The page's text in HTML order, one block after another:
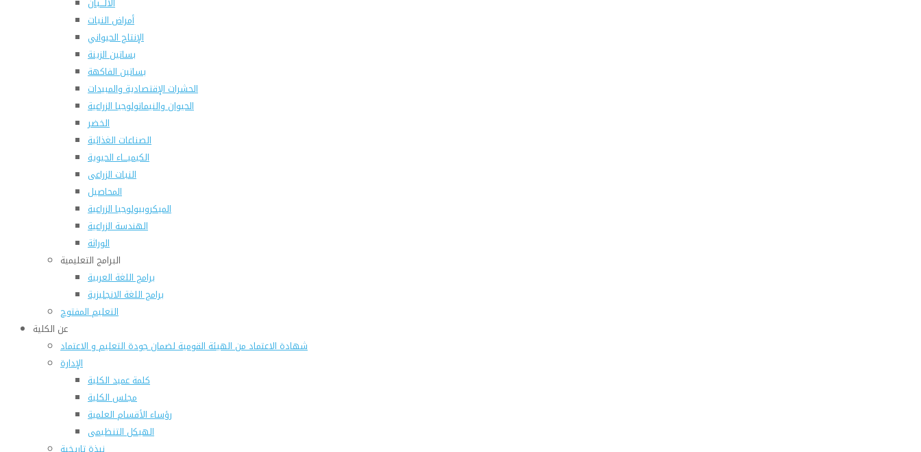
أمراض النبات
الإنتاج الحيواني
بساتين الزينة
بساتين الفاكهة
الحشرات الإقتصادية والمبيدات
الحيوان والنيماتولوجيا الزراعية
الخضر
الصناعات الغذائية
الكيميـــاء الحيوية
النبات الزراعى
المحاصيل
الميكروبيولوجيا الزراعية
الهندسة الزراعية
الوراثة
البرامج التعليمية
برامج اللغة العربية
برامج اللغة الانجليزية
التعليم المفتوح
عن الكلية
شهادة الاعتماد من الهيئة القومية لضمان جودة التعليم و الاعتماد
الإدارة
كلمة عميد الكلية
مجلس الكلية
رؤساء الأقسام العلمية
الهيكل التنظيمى